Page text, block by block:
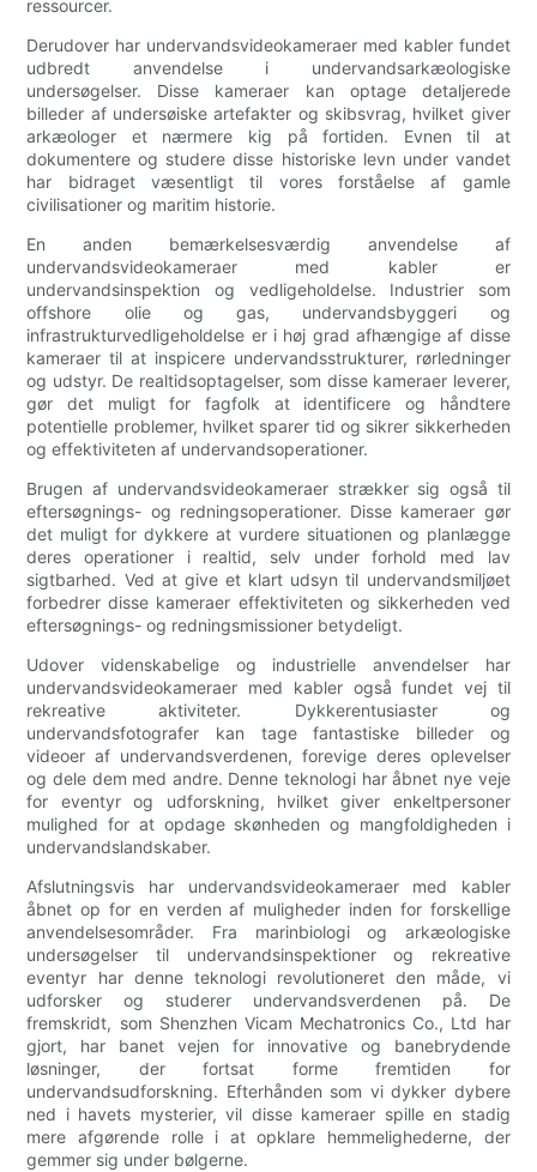
ressourcer.
Derudover har undervandsvideokameraer med kabler fundet
udbredt anvendelse i undervandsarkæologiske
undersøgelser. Disse kameraer kan optage detaljerede
billeder af undersøiske artefakter og skibsvrag, hvilket giver
arkæologer et nærmere kig på fortiden. Evnen til at
dokumentere og studere disse historiske levn under vandet
har bidraget væsentligt til vores forståelse af gamle
civilisationer og maritim historie.
En anden bemærkelsesværdig anvendelse af
undervandsvideokameraer med kabler er
undervandsinspektion og vedligeholdelse. Industrier som
offshore olie og gas, undervandsbyggeri og
infrastrukturvedligeholdelse er i høj grad afhængige af disse
kameraer til at inspicere undervandsstrukturer, rørledninger
og udstyr. De realtidsoptagelser, som disse kameraer leverer,
gør det muligt for fagfolk at identificere og håndtere
potentielle problemer, hvilket sparer tid og sikrer sikkerheden
og effektiviteten af undervandsoperationer.
Brugen af undervandsvideokameraer strækker sig også til
eftersøgnings- og redningsoperationer. Disse kameraer gør
det muligt for dykkere at vurdere situationen og planlægge
deres operationer i realtid, selv under forhold med lav
sigtbarhed. Ved at give et klart udsyn til undervandsmiljøet
forbedrer disse kameraer effektiviteten og sikkerheden ved
eftersøgnings- og redningsmissioner betydeligt.
Udover videnskabelige og industrielle anvendelser har
undervandsvideokameraer med kabler også fundet vej til
rekreative aktiviteter. Dykkerentusiaster og
undervandsfotografer kan tage fantastiske billeder og
videoer af undervandsverdenen, forevige deres oplevelser
og dele dem med andre. Denne teknologi har åbnet nye veje
for eventyr og udforskning, hvilket giver enkeltpersoner
mulighed for at opdage skønheden og mangfoldigheden i
undervandslandskaber.
Afslutningsvis har undervandsvideokameraer med kabler
åbnet op for en verden af muligheder inden for forskellige
anvendelsesområder. Fra marinbiologi og arkæologiske
undersøgelser til undervandsinspektioner og rekreative
eventyr har denne teknologi revolutioneret den måde, vi
udforsker og studerer undervandsverdenen på. De
fremskridt, som Shenzhen Vicam Mechatronics Co., Ltd har
gjort, har banet vejen for innovative og banebrydende
løsninger, der fortsat forme fremtiden for
undervandsudforskning. Efterhånden som vi dykker dybere
ned i havets mysterier, vil disse kameraer spille en stadig
mere afgørende rolle i at opklare hemmelighederne, der
gemmer sig under bølgerne.